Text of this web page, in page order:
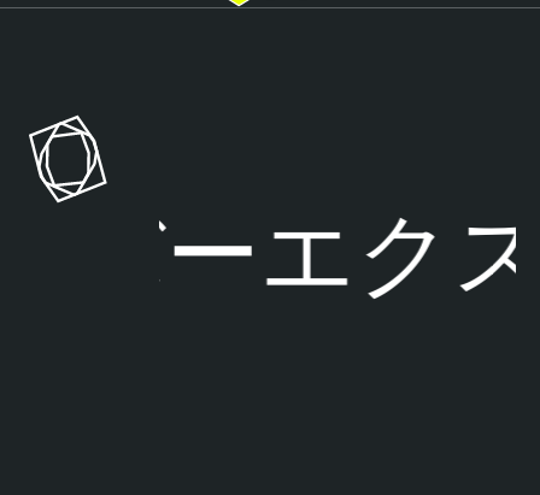
n
t
a
b
エクスポ